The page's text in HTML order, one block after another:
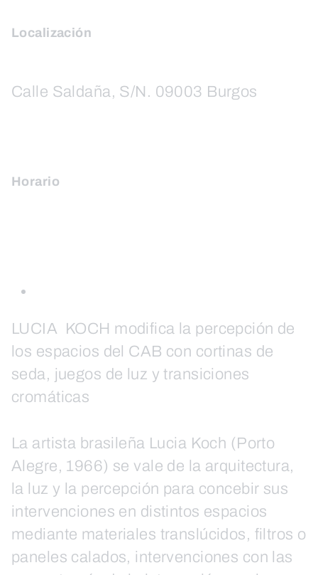
Localización
Calle Saldaña, S/N. 09003 Burgos
Horario
LUCIA KOCH modifica la percepción de
los espacios del CAB con cortinas de
seda, juegos de luz y transiciones
cromáticas
La artista brasileña Lucia Koch (Porto
Alegre, 1966) se vale de la arquitectura,
la luz y la percepción para concebir sus
intervenciones en distintos espacios
mediante materiales translúcidos, filtros o
paneles calados, intervenciones con las